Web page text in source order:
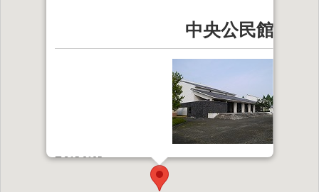
中央公民館
〒315-0195
【電話番号】0299-43-6262